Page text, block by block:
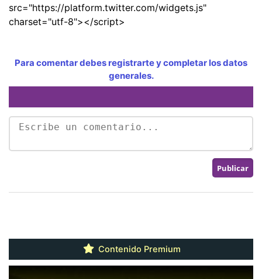
src="https://platform.twitter.com/widgets.js"
charset="utf-8"></script>
Para comentar debes registrarte y completar los datos
generales.
Contenido Premium